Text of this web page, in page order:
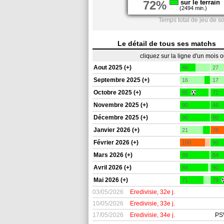
72% sur le terrain
(2494 min.)
Temps total de jeu de
Le détail de tous ses matchs
cliquez sur la ligne d'un mois
Aout 2025 (+)
46 27
Septembre 2025 (+) 16 17
Octobre 2025 (+) 85 72
Novembre 2025 (+) 90 46
Décembre 2025 (+) 90 80
Janvier 2026 (+) 21 78
Février 2026 (+) 100 90
Mars 2026 (+) 89 84
Avril 2026 (+) 84 90
Mai 2026 (+) 71 79
03/05/2026 Eredivisie, 32e j.
10/05/2026
Eredivisie, 33e j.
17/05/2026
Eredivisie, 34e j.